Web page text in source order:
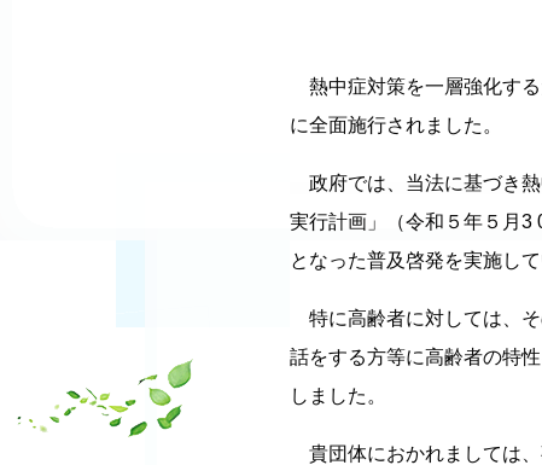
熱中症対策を一層強化する
に全面施行されました。
政府では、当法に基づき
実行計画」（令和５年５月3
となった普及啓発を実施して
特に高齢者に対しては、
話をする方等に高齢者の特
しました。
貴団体におかれましては